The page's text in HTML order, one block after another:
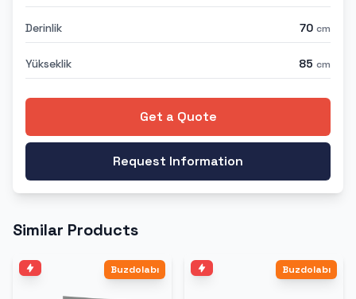
Derinlik 70 cm
Yükseklik 85 cm
Get a Quote
Request Information
Similar Products
Buzdolabı Buzdolabı